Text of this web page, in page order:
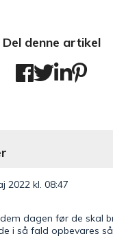
Del denne artikel
2022 kl. 08:47
dagen før de skal
i så fald opbevares